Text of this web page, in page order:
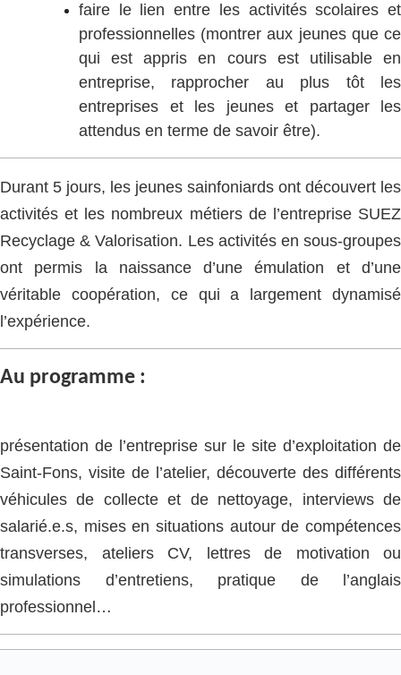
faire le lien entre les activités scolaires et
professionnelles (montrer aux jeunes que ce
qui est appris en cours est utilisable en
entreprise, rapprocher au plus tôt les
entreprises et les jeunes et partager les
attendus en terme de savoir être).
Durant 5 jours, les jeunes sainfoniards ont découvert les
activités et les nombreux métiers de l’entreprise SUEZ
Recyclage & Valorisation. Les activités en sous-groupes
ont permis la naissance d’une émulation et d’une
véritable coopération, ce qui a largement dynamisé
l’expérience.
Au programme :
présentation de l’entreprise sur le site d’exploitation de
Saint-Fons, visite de l’atelier, découverte des différents
véhicules de collecte et de nettoyage, interviews de
salarié.e.s, mises en situations autour de compétences
transverses, ateliers CV, lettres de motivation ou
simulations d’entretiens, pratique de l’anglais
professionnel…